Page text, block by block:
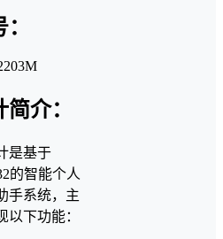
简介：
是基于
的智能个人
手系统，主
以下功能：